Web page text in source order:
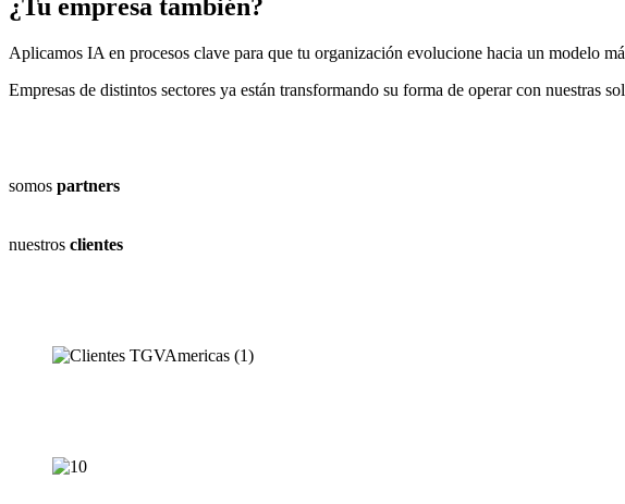
¿Tu empresa también?
Aplicamos IA en procesos clave para que tu organización evolucione hacia un modelo
Empresas de distintos sectores ya están transformando su forma de operar con nuestras
somos partners
nuestros clientes